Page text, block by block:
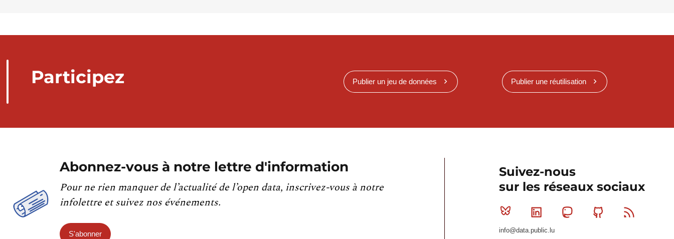
Participez Publier un jeu de données Publier une réutilisation
Abonnez-vous à notre lettre d'information
Pour ne rien manquer de l’actualité de l’open data, inscrivez-vous à notre
infolettre et suivez nos événements.
S'abonner
Suivez-nous
sur les réseaux sociaux
Bluesky Linkedin MastodonGithub
info@data.public.lu